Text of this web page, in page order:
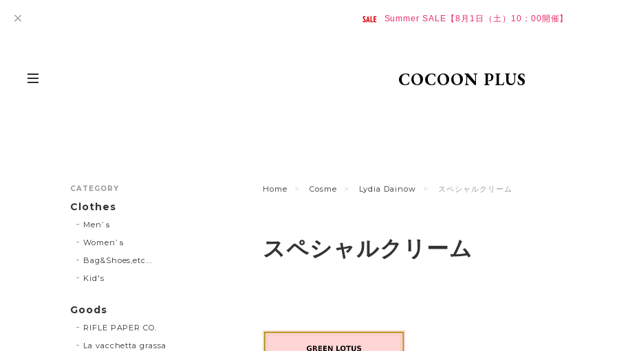
Summer SALE【8月1日（土）10：00開催】
COCOON PLUS
Home Cosme Lydia Dainow スペシャルクリーム
スペシャルクリーム
CATEGORY
Clothes
Men’ｓ
Women’ｓ
Bag&Shoes,etc...
Kid's
Goods
RIFLE PAPER CO.
La vacchetta grassa